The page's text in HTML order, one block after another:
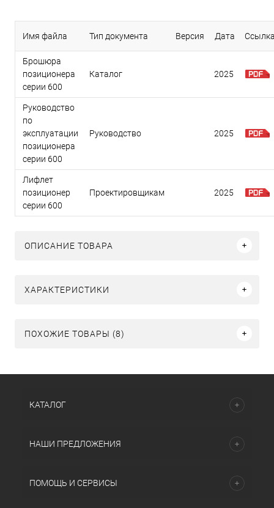
Имя файла Тип документа Версия Дата
Брошюра
позиционера
серии 600
Каталог 2025
Руководство
по
эксплуатации
позиционера
серии 600
Руководство 2025
Лифлет
позиционер
серии 600
Проектировщикам 2025
ОПИСАНИЕ ТОВАРА
ХАРАКТЕРИСТИКИ
ПОХОЖИЕ ТОВАРЫ (8)
КАТАЛОГ
НАШИ ПРЕДЛОЖЕНИЯ
ПОМОЩЬ И СЕРВИСЫ